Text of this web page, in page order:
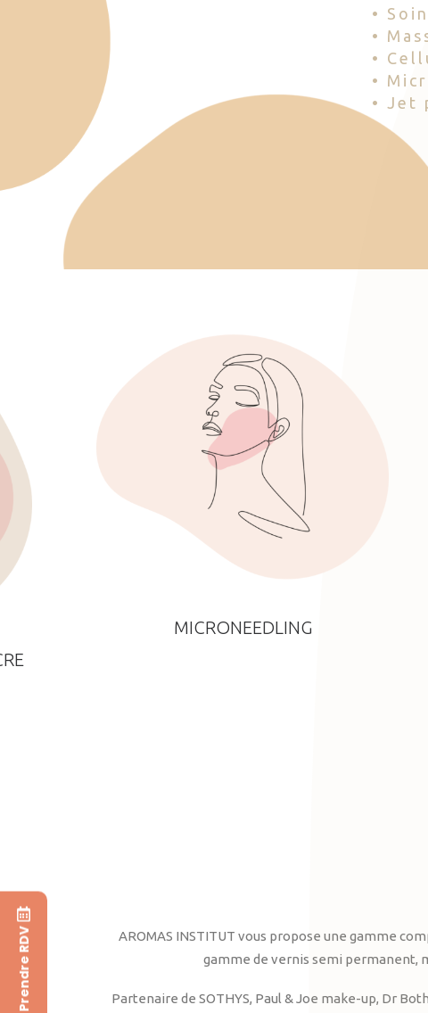
•
•
•
•
• Jet
MICRONEEDLING
AROMAS INSTITUT vous propose une gamme
gamme de vernis semi permanent,
Partenaire de SOTHYS, Paul & Joe make-up, Dr
Prendre RDV